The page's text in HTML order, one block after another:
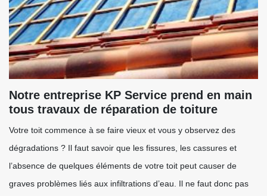
Notre entreprise KP Service prend en main
tous travaux de réparation de toiture
Votre toit commence à se faire vieux et vous y observez des
dégradations ? Il faut savoir que les fissures, les cassures et
l’absence de quelques éléments de votre toit peut causer de
graves problèmes liés aux infiltrations d’eau. Il ne faut donc pas